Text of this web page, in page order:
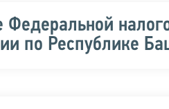
Федеральной
по Республике